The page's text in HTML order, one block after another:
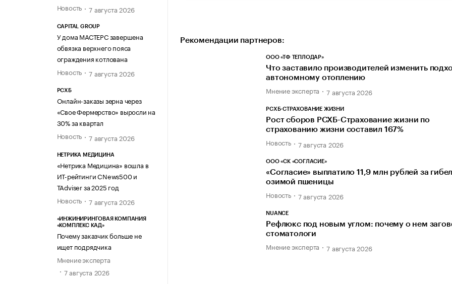
Новость
7 августа 2026
CAPITAL GROUP
У дома МАСТЕРС завершена
обвязка верхнего пояса
ограждения котлована
Новость
7 августа 2026
РСХБ
Онлайн-заказы зерна через
«Свое Фермерство» выросли на
30% за квартал
Новость
7 августа 2026
НЕТРИКА МЕДИЦИНА
«Нетрика Медицина» вошла в
ИТ-рейтинги CNews500 и
TAdviser за 2025 год
Новость
7 августа 2026
«ИНЖИНИРИНГОВАЯ КОМПАНИЯ
«КОМПЛЕКС КАД»
Почему заказчик больше не
ищет подрядчика
Мнение эксперта
7 августа 2026
Рекомендации партнеров:
ООО «ТФ ТЕПЛОДАР»
Что заставило производителей изменить
автономному отоплению
Мнение эксперта 7 августа 2026
РСХБ-СТРАХОВАНИЕ ЖИЗНИ
Рост сборов РСХБ-Страхование жизни по
страхованию жизни составил 167%
Новость 7 августа 2026
ООО «СК «СОГЛАСИЕ»
«Согласие» выплатило 11,9 млн рублей за
озимой пшеницы
Новость 7 августа 2026
NUANCE
Рефлюкс под новым углом: почему о нем
стоматологи
Мнение эксперта 7 августа 2026